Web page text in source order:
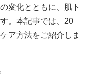
変化とともに、肌ト
。本記事では、20
ア方法をご紹介しま